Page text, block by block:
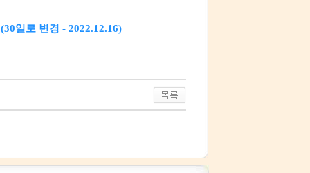
일로 변경 - 2022.12.16)